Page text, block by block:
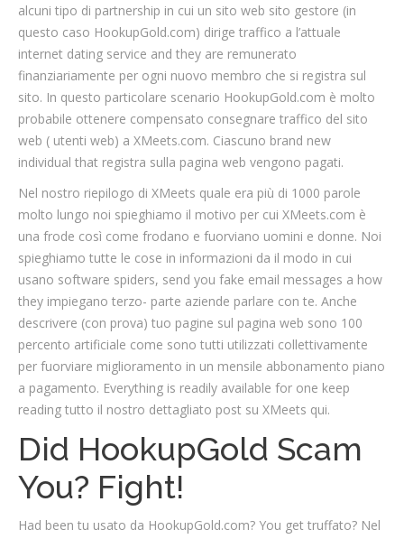
alcuni tipo di partnership in cui un sito web sito gestore (in
questo caso HookupGold.com) dirige traffico a l’attuale
internet dating service and they are remunerato
finanziariamente per ogni nuovo membro che si registra sul
sito. In questo particolare scenario HookupGold.com è molto
probabile ottenere compensato consegnare traffico del sito
web ( utenti web) a XMeets.com. Ciascuno brand new
individual that registra sulla pagina web vengono pagati.
Nel nostro riepilogo di XMeets quale era più di 1000 parole
molto lungo noi spieghiamo il motivo per cui XMeets.com è
una frode così come frodano e fuorviano uomini e donne. Noi
spieghiamo tutte le cose in informazioni da il modo in cui
usano software spiders, send you fake email messages a how
they impiegano terzo- parte aziende parlare con te. Anche
descrivere (con prova) tuo pagine sul pagina web sono 100
percento artificiale come sono tutti utilizzati collettivamente
per fuorviare miglioramento in un mensile abbonamento piano
a pagamento. Everything is readily available for one keep
reading tutto il nostro dettagliato post su XMeets qui.
Did HookupGold Scam
You? Fight!
Had been tu usato da HookupGold.com? You get truffato? Nel